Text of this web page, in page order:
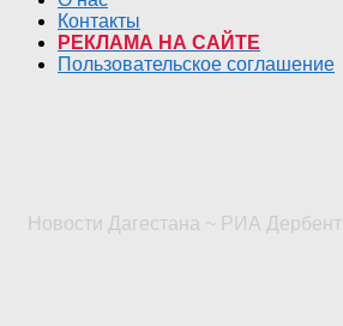
Контакты
РЕКЛАМА НА САЙТЕ
Пользовательское соглашение
Новости Дагестана ~ РИА Дербент